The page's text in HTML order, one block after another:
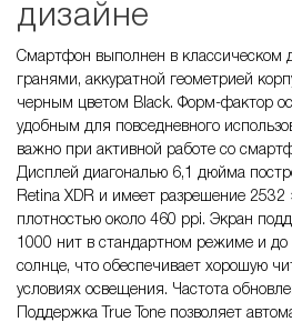
дизайне
Смартфон выполнен в классическом
гранями, аккуратной геометрией
черным цветом Black. Форм-фактор
удобным для повседневного
важно при активной работе со
Дисплей диагональю 6,1 дюйма
Retina XDR и имеет разрешение 2532
плотностью около 460 ppi. Экран
1000 нит в стандартном режиме и до
солнце, что обеспечивает хорошую
условиях освещения. Частота
Поддержка True Tone позволяет